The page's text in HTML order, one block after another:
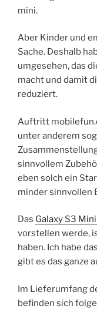
mini.
Aber Kinder und
Sache. Deshalb
umgesehen, das
macht und damit
reduziert.
Auftritt
unter anderem
sinnvollem
eben solch ein
minder sinnvollen
Das Galaxy S3
vorstellen werde,
haben. Ich habe
gibt es das ganze
Im Lieferumfang
befinden sich